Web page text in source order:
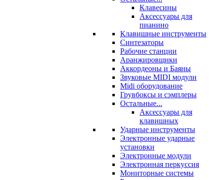
Клавесины
Аксессуары для
пианино
Клавишные инструменты
Синтезаторы
Рабочие станции
Аранжировщики
Аккордеоны и Баяны
Звуковые MIDI модули
Midi оборудование
Грувбоксы и сэмплеры
Остальные...
Аксессуары для
клавишных
Ударные инструменты
Электронные ударные
установки
Электронные модули
Электронная перкуссия
Мониторные системы